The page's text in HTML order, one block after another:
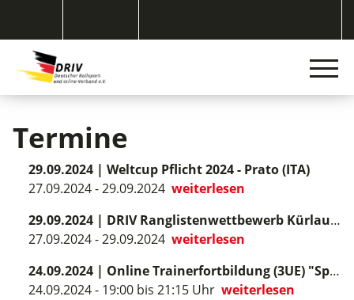
Termine
29.09.2024 | Weltcup Pflicht 2024 - Prato (ITA)
27.09.2024 - 29.09.2024 weiterlesen
29.09.2024 |
DRIV Ranglistenwettbewerb Kürlaufen - Darmstadt
27.09.2024 - 29.09.2024 weiterlesen
24.09.2024 |
Online Trainerfortbildung (3UE) "Sportcoaching neu hinterfragt"
24.09.2024 - 19:00 bis 21:15 Uhr weiterlesen